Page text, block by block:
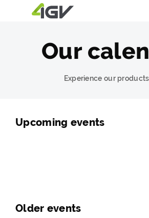
Our
Experience our
Upcoming events
Older events